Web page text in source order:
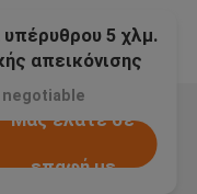
5 χλμ.
απεικόνισης
negotiable
Μας ελάτε σε
επαφή με